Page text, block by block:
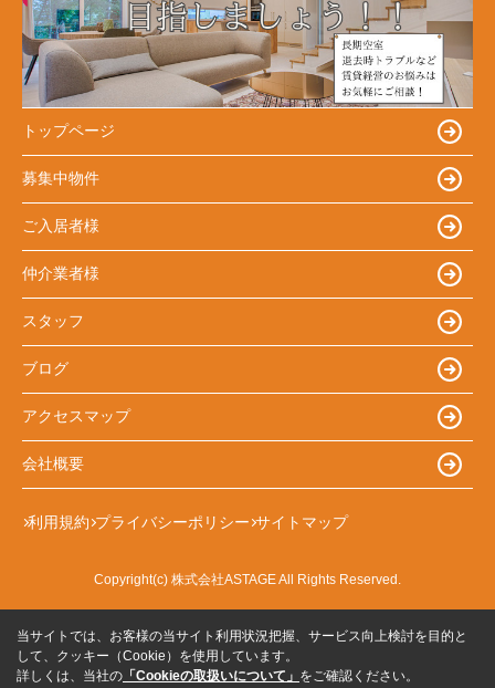
トップページ
募集中物件
ご入居者様
仲介業者様
スタッフ
ブログ
アクセスマップ
会社概要
利用規約 プライバシーポリシー サイトマップ
Copyright(c) 株式会社ASTAGE All Rights Reserved.
当サイトでは、お客様の当サイト利用状況把握、サービス向上検討を目的と
して、クッキー（Cookie）を使用しています。
詳しくは、当社の 「Cookieの取扱いについて」 をご確認ください。